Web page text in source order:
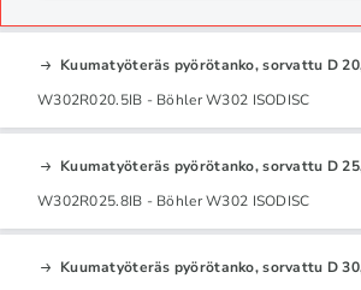
Kuumatyöteräs pyörötanko, sorvattu D
W302R020.5IB - Böhler W302 ISODISC
Kuumatyöteräs pyörötanko, sorvattu D
W302R025.8IB - Böhler W302 ISODISC
Kuumatyöteräs pyörötanko, sorvattu D